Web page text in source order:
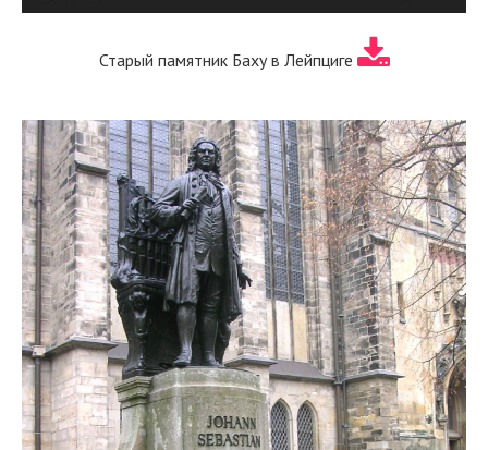
Старый памятник Баху в Лейпциге